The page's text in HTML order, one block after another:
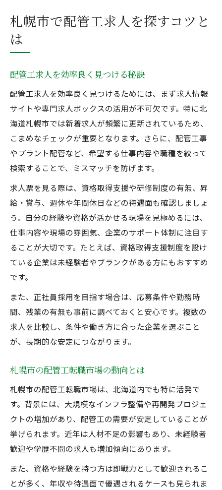
配管工転職が安定をもたらす理由を解説
福利厚生が充実した配管工転職先の特徴
配管工 辞めとけの不安を解消するポイント
経験を活かせるプラント配管求人特集
配管工経験者が活躍できる求人の選び方
経験を評価されるプラント配管求人の特徴
配管工 転職でスキルアップを目指す方法
配管工求人 札幌でのキャリアアップ戦略
配管工資格を取得するメリット解説
配管工資格が求人選びに有利な理由
札幌市で資格取得支援を活用するコツ
配管工 求人 札幌で資格が評価される場面
現場で活かせる配管工資格の種類と特徴
未経験から始める札幌の配管工キャリア
未経験でも安心の配管工求人の選び方
配管工 資格取得支援制度の活用ポイント
未経験者が成長できる現場の特徴とは
配管工 求人 札幌で見つかる未経験OKの職場
転職成功へ導く配管工面接のポイント
配管工面接で重視される経験や資格とは
札幌市の配管工求人で評価される話し方
配管工 転職面接の自己PRのコツ
未経験から配管工面接を突破する準備法
札幌市で配管工求人を探すコツと
は
配管工求人を効率良く見つける秘訣
配管工求人を効率良く見つけるためには、まず求人情報
サイトや専門求人ボックスの活用が不可欠です。特に北
海道札幌市では新着求人が頻繁に更新されているため、
こまめなチェックが重要となります。さらに、配管工事
やプラント配管など、希望する仕事内容や職種を絞って
検索することで、ミスマッチを防げます。
求人票を見る際は、資格取得支援や研修制度の有無、昇
給・賞与、週休や年間休日などの待遇面も確認しましょ
う。自分の経験や資格が活かせる現場を見極めるには、
仕事内容や現場の雰囲気、企業のサポート体制に注目す
ることが大切です。たとえば、資格取得支援制度を設け
ている企業は未経験者やブランクがある方にもおすすめ
です。
また、正社員採用を目指す場合は、応募条件や勤務時
間、残業の有無も事前に調べておくと安心です。複数の
求人を比較し、条件や働き方に合った企業を選ぶこと
が、長期的な安定につながります。
札幌市の配管工転職市場の動向とは
札幌市の配管工転職市場は、北海道内でも特に活発で
す。背景には、大規模なインフラ整備や再開発プロジェ
クトの増加があり、配管工の需要が安定していることが
挙げられます。近年は人材不足の影響もあり、未経験者
歓迎や学歴不問の求人も増加傾向にあります。
また、資格や経験を持つ方は即戦力として歓迎されるこ
とが多く、年収や待遇面で優遇されるケースも見られま